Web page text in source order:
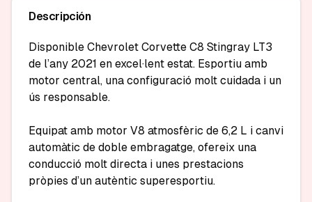
Descripción
Disponible Chevrolet Corvette C8 Stingray LT3
de l’any 2021 en excel·lent estat. Esportiu amb
motor central, una configuració molt cuidada i un
ús responsable.
Equipat amb motor V8 atmosfèric de 6,2 L i canvi
automàtic de doble embragatge, ofereix una
conducció molt directa i unes prestacions
pròpies d’un autèntic superesportiu.